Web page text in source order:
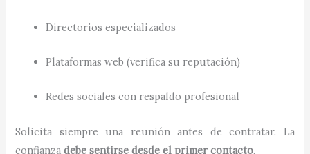
Directorios especializados
Plataformas web (verifica su reputación)
Redes sociales con respaldo profesional
Solicita siempre una reunión antes de contratar. La
confianzadebe sentirse desde el primer contacto.